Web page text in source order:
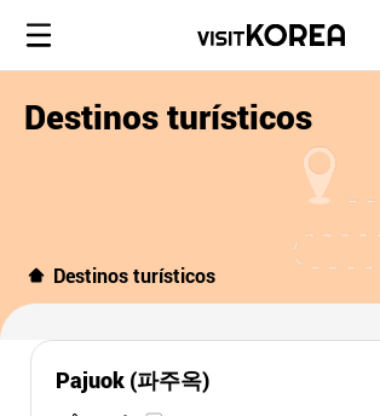
Destinos turísticos
Destinos turísticos
Pajuok (파주옥)